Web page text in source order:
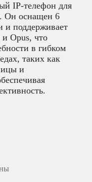
IP-телефон для
Он оснащен 6
поддерживает
Opus, что
в гибком
таких как
и